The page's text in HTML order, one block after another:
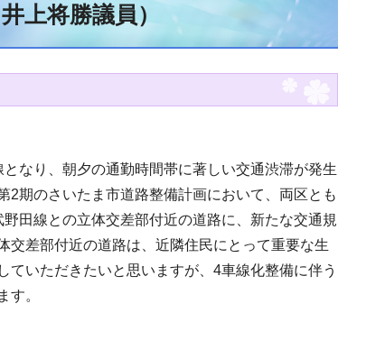
上将勝議員）
なり、朝夕の通勤時間帯に著しい交通渋滞が発生
2期のさいたま市道路整備計画において、両区とも
田線との立体交差部付近の道路に、新たな交通規
交差部付近の道路は、近隣住民にとって重要な生
いただきたいと思いますが、4車線化整備に伴う
す。